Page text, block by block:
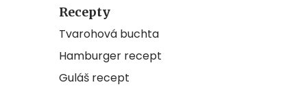
Recepty
Tvarohová buchta
Hamburger recept
Guláš recept